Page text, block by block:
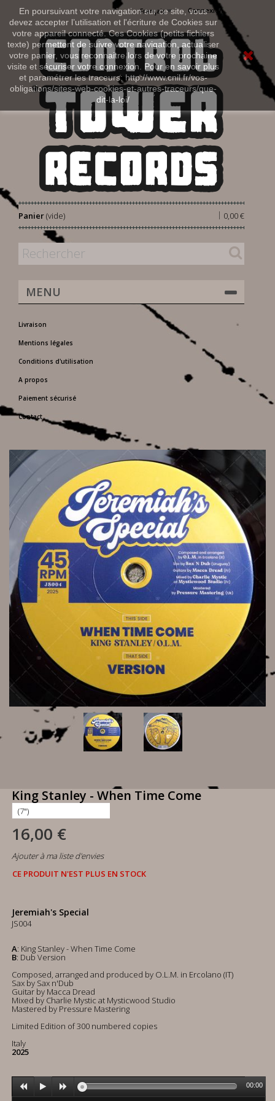
En poursuivant votre navigation sur ce site, vous
devez accepter l’utilisation et l'écriture de Cookies sur
votre appareil connecté. Ces Cookies (petits fichiers
texte) permettent de suivre votre navigation, actualiser
votre panier, vous reconnaitre lors de votre prochaine
visite et sécuriser votre connexion. Pour en savoir plus
et paramétrer les traceurs: http://www.cnil.fr/vos-
obligations/sites-web-cookies-et-autres-traceurs/que-
dit-la-loi/
Connexion
Français
Panier 0,00 €
|
(vide)
MENU
Livraison
Mentions légales
Conditions d'utilisation
A propos
Paiement sécurisé
Contact
King Stanley - When Time Come
16,00 €
Ajouter à ma liste d'envies
CE PRODUIT N'EST PLUS EN STOCK
Jeremiah's Special
JS004
A: King Stanley - When Time Come
B: Dub Version
Composed, arranged and produced by O.L.M. in Ercolano (IT)
Sax by Sax n'Dub
Guitar by Macca Dread
Mixed by Charlie Mystic at Mysticwood Studio
Mastered by Pressure Mastering
Limited Edition of 300 numbered copies
Italy
2025
00:00